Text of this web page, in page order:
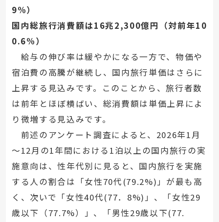
9%）
国内総旅行消費額は16兆2,300億円（対前年10
0.6%）
給与の伸び率は緩やかになる一方で、物価や
宿泊費の高騰が継続し、国内旅行単価はさらに
上昇する見込みです。このことから、旅行者数
は前年とほぼ横ばい、総消費額は単価上昇によ
り微増する見込みです。
前述のアンケート調査によると、2026年1月
～12月の1年間における1泊以上の国内旅行の実
施意向は、性年代別に見ると、国内旅行を実施
する人の割合は「女性70代(79.2%)」が最も高
く、次いで「女性40代(77．8%)」、「女性29
歳以下（77.7%）」、「男性29歳以下(77.